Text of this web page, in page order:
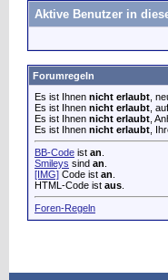
Aktive Benutzer in
Forumregeln
Es ist Ihnen nicht erlaubt ,
Es ist Ihnen nicht erlaubt ,
Es ist Ihnen nicht erlaubt ,
Es ist Ihnen nicht erlaubt ,
BB-Code ist an
Smileys sind an
[IMG] Code ist an
HTML-Code ist aus
Foren-Regeln